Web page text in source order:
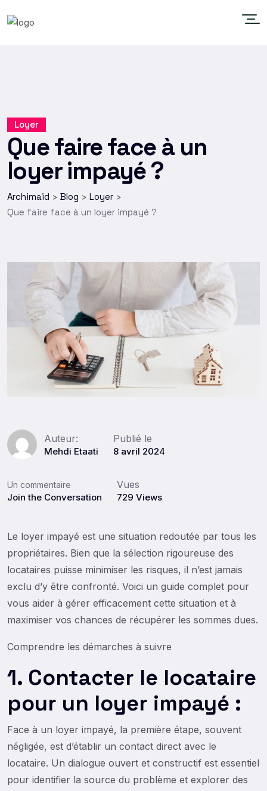
Loyer
Que faire face à un
loyer impayé ?
Archimaid > Blog > Loyer >
Que faire face à un loyer impayé ?
Mehdi Etaati 8 avril 2024
Un commentaire
Join the Conversation 729 Views
Le loyer impayé est une situation redoutée par tous les
propriétaires. Bien que la sélection rigoureuse des
locataires puisse minimiser les risques, il n’est jamais
exclu d’y être confronté. Voici un guide complet pour
vous aider à gérer efficacement cette situation et à
maximiser vos chances de récupérer les sommes dues.
Comprendre les démarches à suivre
1. Contacter le locataire
pour un loyer impayé :
Face à un loyer impayé, la première étape, souvent
négligée, est d’établir un contact direct avec le
locataire. Un dialogue ouvert et constructif est essentiel
pour identifier la source du problème et explorer des